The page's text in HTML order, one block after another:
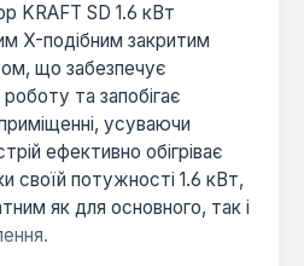
KRAFT SD 1.6 кВт
X-подібним закритим
що забезпечує
та запобігає
усуваючи
ефективно обігріває
своїй потужності 1.6 кВт,
як для основного, так і